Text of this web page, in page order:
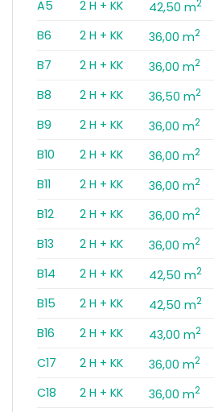
A5
2 H + KK 42,50 m2
B6
2 H + KK 36,00 m2
B7
2 H + KK 36,00 m2
B8
2 H + KK 36,50 m2
B9
2 H + KK 36,00 m2
B10
2 H + KK 36,00 m2
B11
2 H + KK 36,00 m2
B12
2 H + KK 36,00 m2
B13
2 H + KK 36,00 m2
B14
2 H + KK 42,50 m2
B15
2 H + KK 42,50 m2
B16
2 H + KK 43,00 m2
C17
2 H + KK 36,00 m2
C18
2 H + KK 36,00 m2